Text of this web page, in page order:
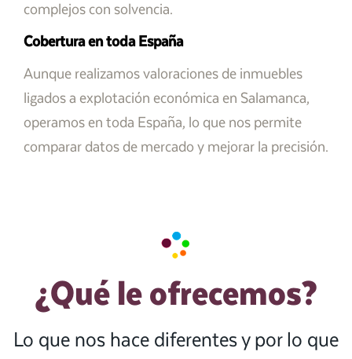
complejos con solvencia.
Cobertura en toda España
Aunque realizamos valoraciones de inmuebles
ligados a explotación económica en Salamanca,
operamos en toda España, lo que nos permite
comparar datos de mercado y mejorar la precisión.
¿Qué le ofrecemos?
Lo que nos hace diferentes y por lo que